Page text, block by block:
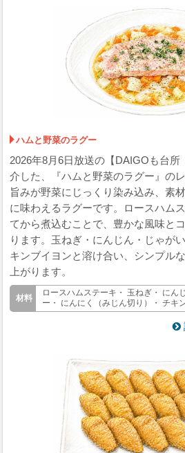
ハムと野菜のラグー
2026年8月6日放送の【DAIGOも台所
介した、『ハムと野菜のラグー』の
旨みが野菜にじっくり染み込み、素
に味わえるラグーです。ロースハム
てから煮込むことで、豊かな風味と
ります。玉ねぎ・にんじん・じゃが
キンブイヨンと溶け合い、シンプル
上がります。
ロースハムステーキ・ 玉ねぎ・ にん
ー・ にんにく（みじん切り）・ チキ